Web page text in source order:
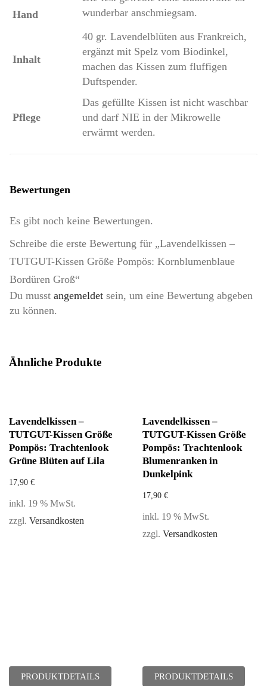
Hand
wunderbar anschmiegsam.
Inhalt
40 gr. Lavendelblüten aus Frankreich,
ergänzt mit Spelz vom Biodinkel,
machen das Kissen zum fluffigen
Duftspender.
Pflege
Das gefüllte Kissen ist nicht waschbar
und darf NIE in der Mikrowelle
erwärmt werden.
Bewertungen
Es gibt noch keine Bewertungen.
Schreibe die erste Bewertung für „Lavendelkissen –
TUTGUT-Kissen Größe Pompös: Kornblumenblaue
Bordüren Groß“
Du musst angemeldet sein, um eine Bewertung abgeben
zu können.
Ähnliche Produkte
Lavendelkissen –
TUTGUT-Kissen Größe
Pompös: Trachtenlook
Grüne Blüten auf Lila
17,90 €
inkl. 19 % MwSt.
zzgl. Versandkosten
PRODUKTDETAILS
Lavendelkissen –
TUTGUT-Kissen Größe
Pompös: Trachtenlook
Blumenranken in
Dunkelpink
17,90 €
inkl. 19 % MwSt.
zzgl. Versandkosten
PRODUKTDETAILS